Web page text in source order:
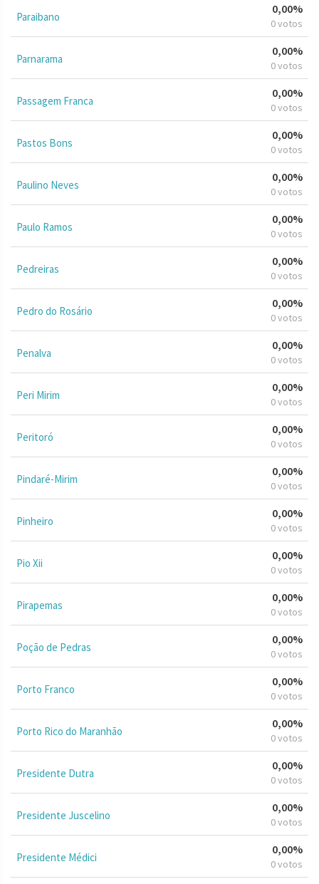
Paraibano
0,00%
0 votos
Parnarama
0,00%
0 votos
Passagem Franca
0,00%
0 votos
Pastos Bons
0,00%
0 votos
Paulino Neves
0,00%
0 votos
Paulo Ramos
0,00%
0 votos
Pedreiras
0,00%
0 votos
Pedro do Rosário
0,00%
0 votos
Penalva
0,00%
0 votos
Peri Mirim
0,00%
0 votos
Peritoró
0,00%
0 votos
Pindaré-Mirim
0,00%
0 votos
Pinheiro
0,00%
0 votos
Pio Xii
0,00%
0 votos
Pirapemas
0,00%
0 votos
Poção de Pedras
0,00%
0 votos
Porto Franco
0,00%
0 votos
Porto Rico do Maranhão
0,00%
0 votos
Presidente Dutra
0,00%
0 votos
Presidente Juscelino
0,00%
0 votos
Presidente Médici
0,00%
0 votos